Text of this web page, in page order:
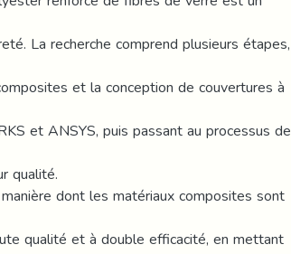
La recherche comprend plusieurs étapes,
et la conception de couvertures à
et ANSYS, puis passant au processus de
qualité.
dont les matériaux composites sont
qualité et à double efficacité, en mettant